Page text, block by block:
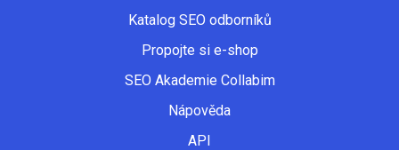
Katalog SEO odborníků
Propojte si e-shop
SEO Akademie Collabim
Nápověda
API